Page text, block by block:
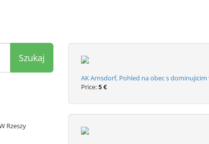
Szukaj
Rzeszy
AK Arnsdorf, Pohled na obec s dominujicim
Price:5 €